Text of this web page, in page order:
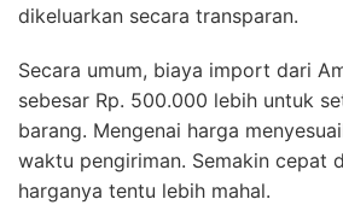
dikeluarkan secara transparan.
Secara umum, biaya import dari
sebesar Rp. 500.000 lebih untuk
barang. Mengenai harga
waktu pengiriman. Semakin cepat
harganya tentu lebih mahal.